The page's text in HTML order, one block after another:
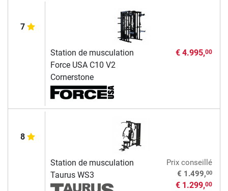
7
Station de musculation
Force USA C10 V2
Cornerstone
€ 4.995,00
8
Station de musculation
Taurus WS3
Prix conseillé
€ 1.499,00
€ 1.299,00